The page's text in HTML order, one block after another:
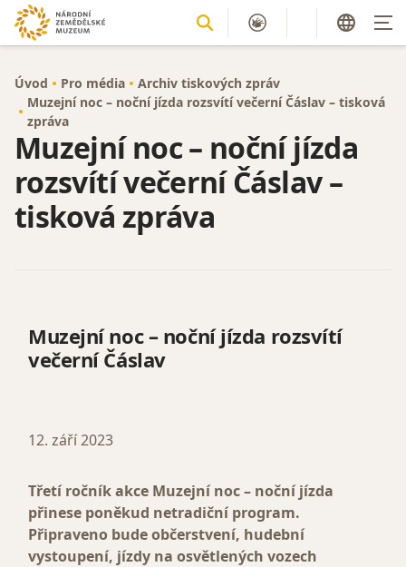
Úvod Pro média
Archiv tiskových zpráv
Muzejní noc – noční jízda rozsvítí večerní Čáslav – tisková
zpráva
Muzejní noc – noční jízda
rozsvítí večerní Čáslav –
tisková zpráva
Muzejní noc – noční jízda rozsvítí
večerní Čáslav
12. září 2023
Třetí ročník akce Muzejní noc – noční jízda
přinese poněkud netradiční program.
Připraveno bude občerstvení, hudební
vystoupení, jízdy na osvětlených vozech